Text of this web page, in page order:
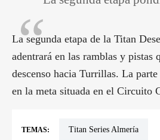
La segunda etapa de la Titan
adentrará en las ramblas y pistas
descenso hacia Turrillas. La
en la meta situada en el Circuito
TEMAS: Titan Series Almería